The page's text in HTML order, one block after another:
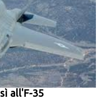
all'F-35